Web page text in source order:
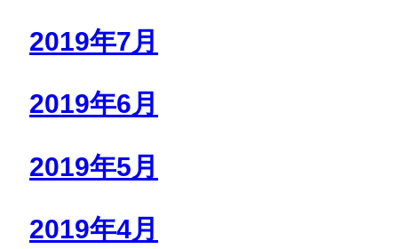
2019年7月
2019年6月
2019年5月
2019年4月